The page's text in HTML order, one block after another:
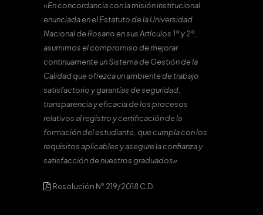
«En concordancia con la misión institucional
enunciada en el Estatuto de la Universidad
Nacional de Rosario en sus Artículos 1º y 2º,
asumimos el compromiso de mejorar
continuamente un Sistema de Gestión de la
Calidad que ofrezca un ambiente de trabajo
satisfactorio y garantías de seguridad,
transparencia y eficacia de los procesos
relativos al registro y certificación de la
formación del estudiante, que cumpla con los
requisitos aplicables y asegure la confianza y
satisfacción de nuestros graduados».
Resolución N° 219/2018 C.D.